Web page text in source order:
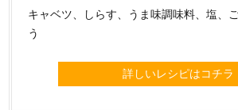
キャベツ、しらす、うま味調味料、塩、
う
詳しいレシピはコチラ